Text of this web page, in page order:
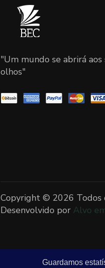
Guardamos
"Um mundo se abrirá aos
olhos"
Copyright © 2026 Todos
Desenvolvido por Alvo